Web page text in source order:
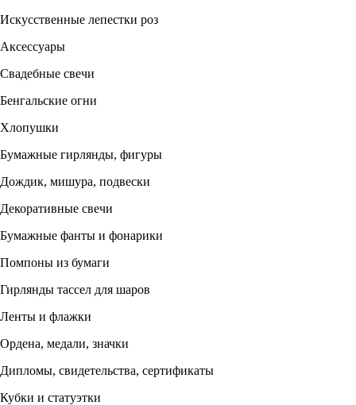
Искусственные лепестки роз
Аксессуары
Свадебные свечи
Бенгальские огни
Хлопушки
Бумажные гирлянды, фигуры
Дождик, мишура, подвески
Декоративные свечи
Бумажные фанты и фонарики
Помпоны из бумаги
Гирлянды тассел для шаров
Ленты и флажки
Ордена, медали, значки
Дипломы, свидетельства, сертификаты
Кубки и статуэтки